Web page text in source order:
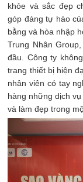
khỏe và sắc đẹp
góp đáng tự hào
bằng và hòa nhập
Trung Nhân
đầu. Công ty
trang thiết bị hiện
nhân viên có tay
hàng những dịch
và làm đẹp trong